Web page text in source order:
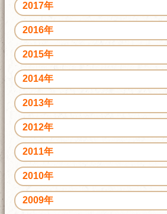
2017年
2016年
2015年
2014年
2013年
2012年
2011年
2010年
2009年